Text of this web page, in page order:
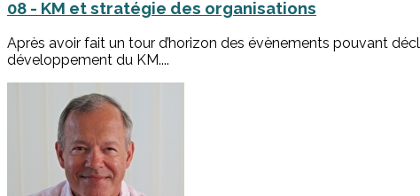
08 - KM et stratégie des organisations
Après avoir fait un tour d’horizon des évènements pouvant
développement du KM....